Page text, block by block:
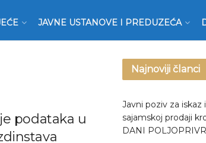
JAVNE USTANOVE I PREDUZEĆA
podataka u
Najnoviji članci
Javni poziv za
sajamskoj prodaji
DANI